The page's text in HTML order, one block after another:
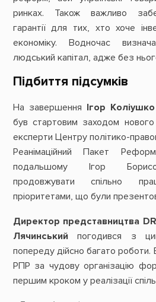
ринках. Також важливо
гарантії для тих, хто хоче
економіку. Водночас
людський капітал, адже без
Підбиття підсумків
На завершення Ігор Коліушко
був стартовим заходом
експерти Центру політико-
Реанімаційний Пакет
подальшому Ігор
продовжувати спільно
пріоритетами, що були
Директор представництва
Лячинськийпогодився з
попереду дійсно багато
РПР за чудову організацію
першим кроком у реалізації